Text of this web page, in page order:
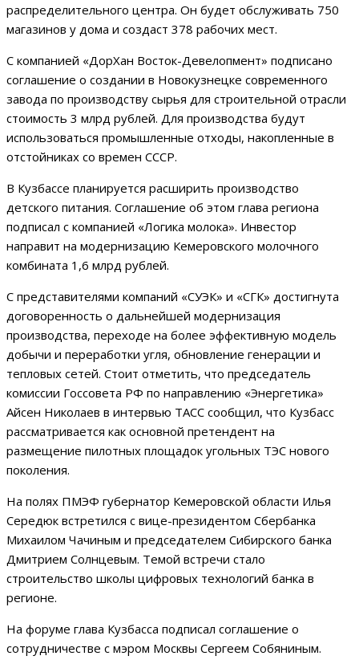
распределительного центра. Он будет обслуживать 750
магазинов у дома и создаст 378 рабочих мест.
С компанией «ДорХан Восток-Девелопмент» подписано
соглашение о создании в Новокузнецке современного
завода по производству сырья для строительной отрасли
стоимость 3 млрд рублей. Для производства будут
использоваться промышленные отходы, накопленные в
отстойниках со времен СССР.
В Кузбассе планируется расширить производство
детского питания. Соглашение об этом глава региона
подписал с компанией «Логика молока». Инвестор
направит на модернизацию Кемеровского молочного
комбината 1,6 млрд рублей.
С представителями компаний «СУЭК» и «СГК» достигнута
договоренность о дальнейшей модернизация
производства, переходе на более эффективную модель
добычи и переработки угля, обновление генерации и
тепловых сетей. Стоит отметить, что председатель
комиссии Госсовета РФ по направлению «Энергетика»
Айсен Николаев в интервью ТАСС сообщил, что Кузбасс
рассматривается как основной претендент на
размещение пилотных площадок угольных ТЭС нового
поколения.
На полях ПМЭФ губернатор Кемеровской области Илья
Середюк встретился с вице-президентом Сбербанка
Михаилом Чачиным и председателем Сибирского банка
Дмитрием Солнцевым. Темой встречи стало
строительство школы цифровых технологий банка в
регионе.
На форуме глава Кузбасса подписал соглашение о
сотрудничестве с мэром Москвы Сергеем Собяниным.